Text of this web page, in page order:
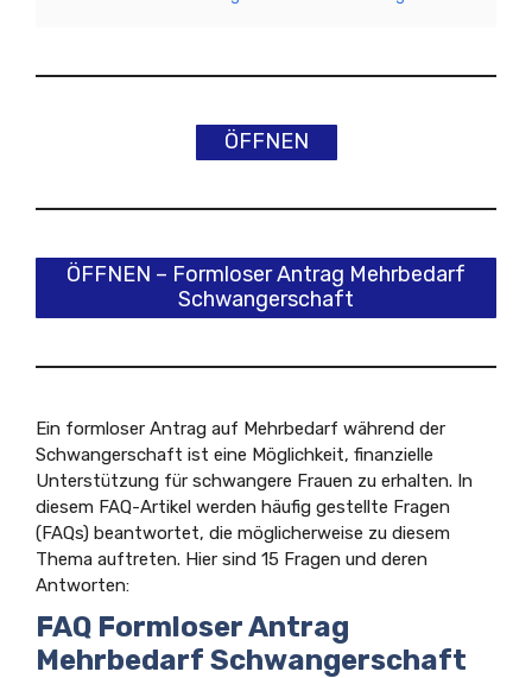
ÖFFNEN
ÖFFNEN – Formloser Antrag Mehrbedarf
Schwangerschaft
Ein formloser Antrag auf Mehrbedarf während der
Schwangerschaft ist eine Möglichkeit, finanzielle
Unterstützung für schwangere Frauen zu erhalten. In
diesem FAQ-Artikel werden häufig gestellte Fragen
(FAQs) beantwortet, die möglicherweise zu diesem
Thema auftreten. Hier sind 15 Fragen und deren
Antworten:
FAQ Formloser Antrag
Mehrbedarf Schwangerschaft